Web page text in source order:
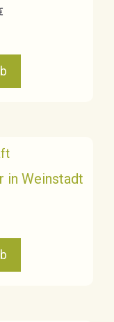
Aktueller
in Weinstadt